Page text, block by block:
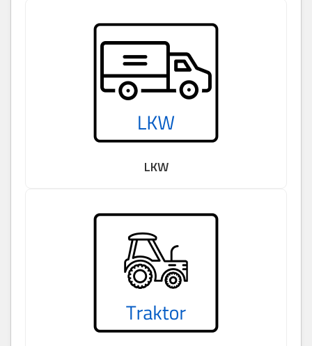
LKW